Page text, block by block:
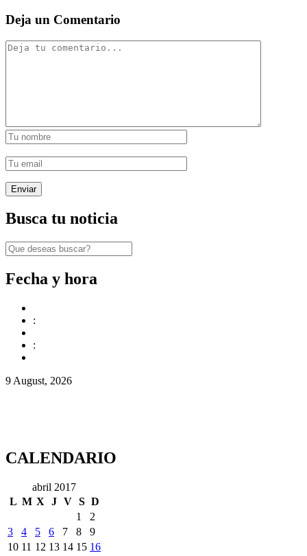
Deja un Comentario
Busca tu noticia
Fecha y hora
:
:
9 August, 2026
CALENDARIO
abril 2017
L M X J V S D
1
2
3
4 5 6 7 8
9
10 11 12 13 14 15 16